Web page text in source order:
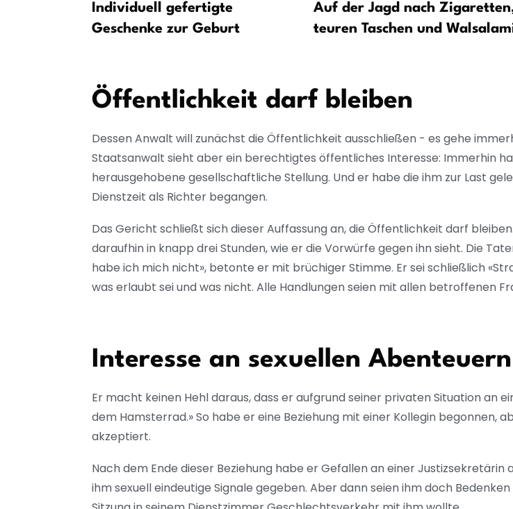
Individuell gefertigte
Geschenke zur Geburt
Auf der Jagd nach
teuren Taschen und
Öffentlichkeit darf bleiben
Dessen Anwalt will zunächst die Öffentlichkeit ausschließen - es gehe
Staatsanwalt sieht aber ein berechtigtes öffentliches Interesse: Immerhin
herausgehobene gesellschaftliche Stellung. Und er habe die ihm zur Last
Dienstzeit als Richter begangen.
Das Gericht schließt sich dieser Auffassung an, die Öffentlichkeit darf
daraufhin in knapp drei Stunden, wie er die Vorwürfe gegen ihn sieht. Die
habe ich mich nicht», betonte er mit brüchiger Stimme. Er sei schließlich
was erlaubt sei und was nicht. Alle Handlungen seien mit allen betroffenen
Interesse an sexuellen Abenteuern
Er macht keinen Hehl daraus, dass er aufgrund seiner privaten Situation an
dem Hamsterrad.» So habe er eine Beziehung mit einer Kollegin begonnen,
akzeptiert.
Nach dem Ende dieser Beziehung habe er Gefallen an einer
ihm sexuell eindeutige Signale gegeben. Aber dann seien ihm doch